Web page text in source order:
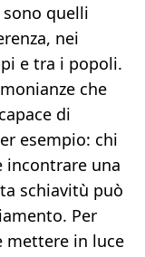
quelli
nei
e tra i popoli.
che
di
esempio: chi
incontrare una
schiavitù può
Per
mettere in luce